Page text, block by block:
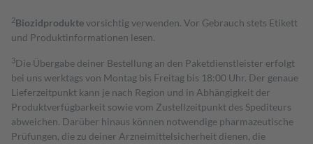
2Biozidproduktevorsichtig verwenden. Vor Gebrauch stets Etikett
und Produktinformationen lesen.
3Die Übergabe deiner Bestellung an den Paketdienstleister erfolgt
bei uns werktags von Montag bis Freitag bis 18:00 Uhr. Der genaue
Lieferzeitpunkt kann je nach Region und in Abhängigkeit der
Produktverfügbarkeit sowie vom Zustellzeitpunkt des Spediteurs
abweichen. Darüber hinaus können notwendige pharmazeutische
Prüfungen, die zu deiner Arzneimittelsicherheit dienen, die